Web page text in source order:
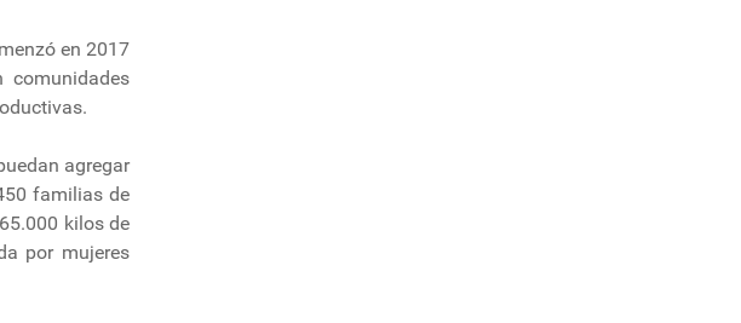
en 2017
agregar
familias de
kilos de
por mujeres